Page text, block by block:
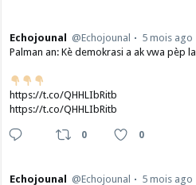
Echojounal @Echojounal
5 mois ago
Palman an: Kè demokrasi a ak vwa pèp la
https://t.co/QHHLIbRitb
https://t.co/QHHLIbRitb
0 0
Echojounal @Echojounal
5 mois ago